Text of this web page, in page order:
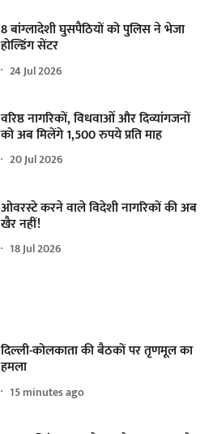
8 बांग्लादेशी घुसपैठियों को पुलिस ने भेजा
होल्डिंग सेंटर
24 Jul 2026
वरिष्ठ नागरिकों, विधवाओं और दिव्यांगजनों
को अब मिलेंगे 1,500 रुपये प्रति माह
20 Jul 2026
ओवरस्टे करने वाले विदेशी नागरिकों की अब
खैर नहीं!
18 Jul 2026
दिल्ली-कोलकाता की बैठकों पर तृणमूल का
हमला
15 minutes ago